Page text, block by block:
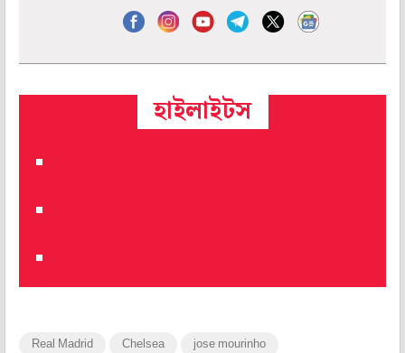
হাইলাইটস
Real Madrid Chelsea jose mourinho